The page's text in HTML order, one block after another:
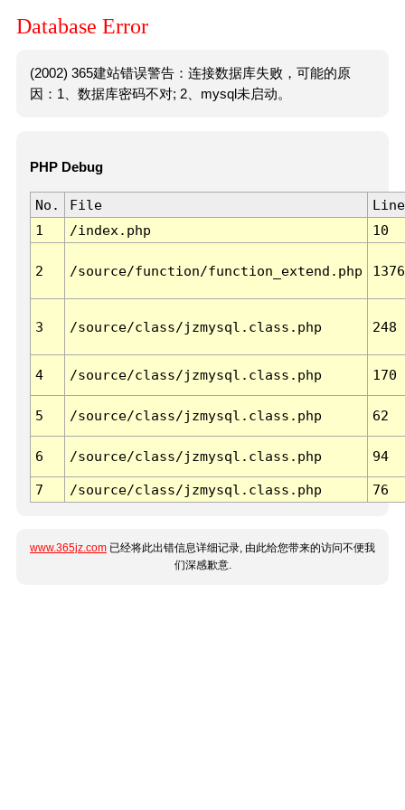
Database Error
(2002) 365建站错误警告：连接数据库失败，可能的原
因：1、数据库密码不对; 2、mysql未启动。
PHP Debug
No. File
Line
1
/index.php 10
2 /source/function/function_extend.php 1376
3 /source/class/jzmysql.class.php 248
4 /source/class/jzmysql.class.php 170
5 /source/class/jzmysql.class.php 62
6 /source/class/jzmysql.class.php 94
7 /source/class/jzmysql.class.php 76
www.365jz.com 已经将此出错信息详细记录, 由此给您带来的访问不便我
们深感歉意.